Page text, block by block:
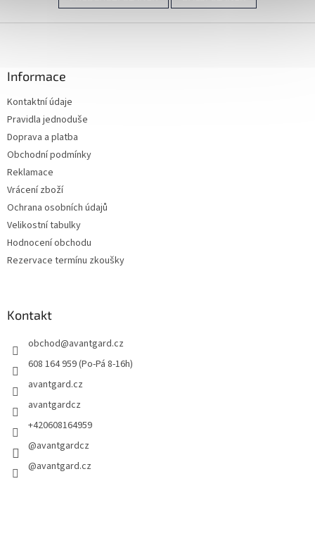
Informace
Kontaktní údaje
Pravidla jednoduše
Doprava a platba
Obchodní podmínky
Reklamace
Vrácení zboží
Ochrana osobních údajů
Velikostní tabulky
Hodnocení obchodu
Rezervace termínu zkoušky
Kontakt
obchod@avantgard.cz
608 164 959 (Po-Pá 8-16h)
avantgard.cz
avantgardcz
+420608164959
@avantgardcz
@avantgard.cz